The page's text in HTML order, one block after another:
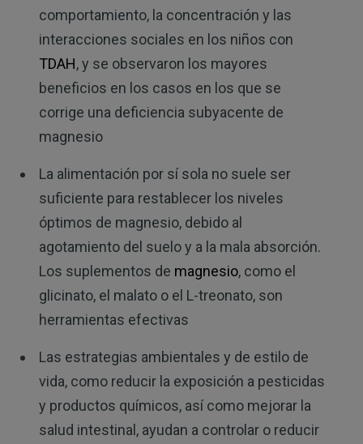
comportamiento, la concentración y las
interacciones sociales en los niños con
TDAH, y se observaron los mayores
beneficios en los casos en los que se
corrige una deficiencia subyacente de
magnesio
La alimentación por sí sola no suele ser
suficiente para restablecer los niveles
óptimos de magnesio, debido al
agotamiento del suelo y a la mala absorción.
Los suplementos de magnesio, como el
glicinato, el malato o el L-treonato, son
herramientas efectivas
Las estrategias ambientales y de estilo de
vida, como reducir la exposición a pesticidas
y productos químicos, así como mejorar la
salud intestinal, ayudan a controlar o reducir